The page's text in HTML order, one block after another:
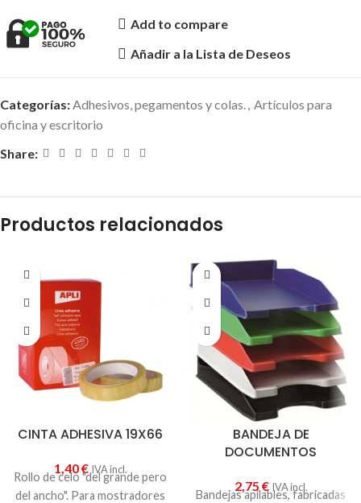
Add to compare
Añadir a la Lista de Deseos
Categorías: Adhesivos, pegamentos y colas.
Artículos para
oficina y escritorio
Share:
Productos relacionados
CINTA ADHESIVA 19X66
1,40€ IVA incl.
Rollo de celo "del grande pero
del ancho". Para mostradores
BANDEJA DE
DOCUMENTOS
2,75 € IVA incl.
Bandejas apilables, fabricadas